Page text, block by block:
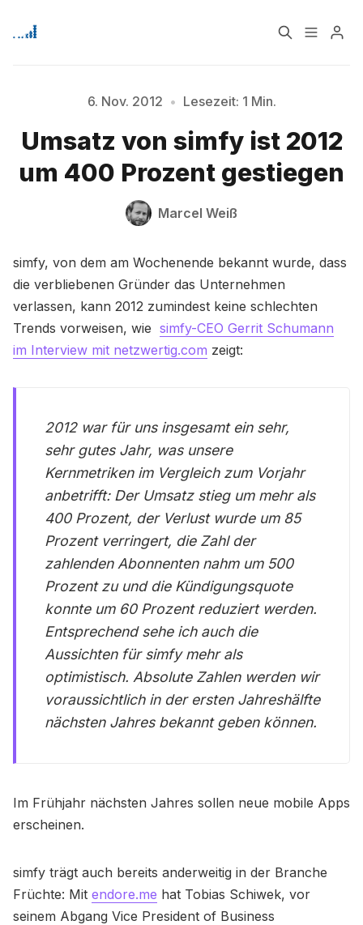
Signup
Bitte geben Sie mindestens 3 Zeichen ein
6. Nov. 2012 • Lesezeit: 1 Min.
Umsatz von simfy ist 2012
um 400 Prozent gestiegen
Marcel Weiß
simfy, von dem am Wochenende bekannt wurde, dass
die verbliebenen Gründer das Unternehmen
verlassen, kann 2012 zumindest keine schlechten
Trends vorweisen, wie simfy-CEO Gerrit Schumann
im Interview mit netzwertig.com zeigt:
2012 war für uns insgesamt ein sehr,
sehr gutes Jahr, was unsere
Kernmetriken im Vergleich zum Vorjahr
anbetrifft: Der Umsatz stieg um mehr als
400 Prozent, der Verlust wurde um 85
Prozent verringert, die Zahl der
zahlenden Abonnenten nahm um 500
Prozent zu und die Kündigungsquote
konnte um 60 Prozent reduziert werden.
Entsprechend sehe ich auch die
Aussichten für simfy mehr als
optimistisch. Absolute Zahlen werden wir
voraussichtlich in der ersten Jahreshälfte
nächsten Jahres bekannt geben können.
Im Frühjahr nächsten Jahres sollen neue mobile Apps
erscheinen.
simfy trägt auch bereits anderweitig in der Branche
Früchte: Mit endore.me hat Tobias Schiwek, vor
seinem Abgang Vice President of Business